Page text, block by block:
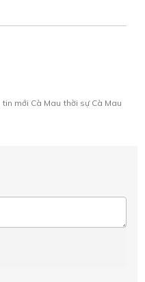
tin mới Cà Mau thời sự Cà Mau